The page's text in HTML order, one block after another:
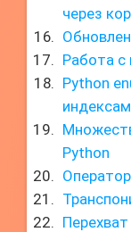
через
Работа
Python
Python